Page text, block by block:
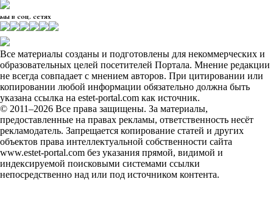
мы в соц. сетях
Все материалы созданы и подготовлены для некоммерческих и
образовательных целей посетителей Портала. Мнение редакции
не всегда совпадает с мнением авторов. При цитировании или
копировании любой информации обязательно должна быть
указана ссылка на estet-portal.com как источник.
© 2011–2026 Все права защищены. За материалы,
предоставленные на правах рекламы, ответственность несёт
рекламодатель. Запрещается копирование статей и других
объектов права интеллектуальной собственности сайта
www.estet-portal.com без указания прямой, видимой и
индексируемой поисковыми системами ссылки
непосредственно над или под источником контента.